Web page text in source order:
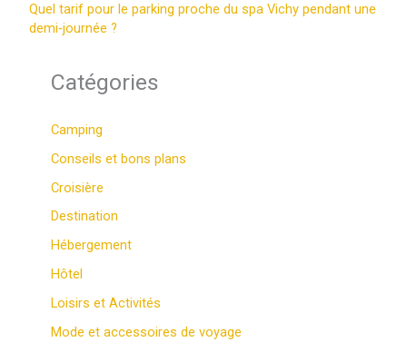
Quel tarif pour le parking proche du spa Vichy pendant une
demi‑journée ?
Catégories
Camping
Conseils et bons plans
Croisière
Destination
Hébergement
Hôtel
Loisirs et Activités
Mode et accessoires de voyage